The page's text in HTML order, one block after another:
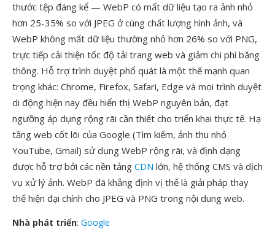
thước tệp đáng kể — WebP có mất dữ liệu tạo ra ảnh nhỏ
hơn 25-35% so với JPEG ở cùng chất lượng hình ảnh, và
WebP không mất dữ liệu thường nhỏ hơn 26% so với PNG,
trực tiếp cải thiện tốc độ tải trang web và giảm chi phí băng
thông. Hỗ trợ trình duyệt phổ quát là một thế mạnh quan
trọng khác: Chrome, Firefox, Safari, Edge và mọi trình duyệt
di động hiện nay đều hiển thị WebP nguyên bản, đạt
ngưỡng áp dụng rộng rãi cần thiết cho triển khai thực tế. Hạ
tầng web cốt lõi của Google (Tìm kiếm, ảnh thu nhỏ
YouTube, Gmail) sử dụng WebP rộng rãi, và định dạng
được hỗ trợ bởi các nền tảng CDN lớn, hệ thống CMS và dịch
vụ xử lý ảnh. WebP đã khẳng định vị thế là giải pháp thay
thế hiện đại chính cho JPEG và PNG trong nội dung web.
Nhà phát triển: Google